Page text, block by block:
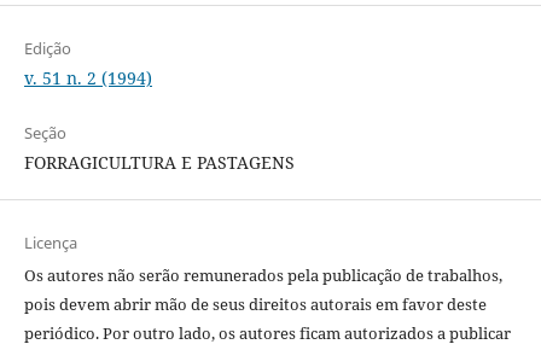
Edição
v. 51 n. 2 (1994)
Seção
FORRAGICULTURA E PASTAGENS
Licença
Os autores não serão remunerados pela publicação de trabalhos,
pois devem abrir mão de seus direitos autorais em favor deste
periódico. Por outro lado, os autores ficam autorizados a publicar